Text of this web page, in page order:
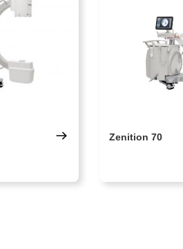
Zenition 70